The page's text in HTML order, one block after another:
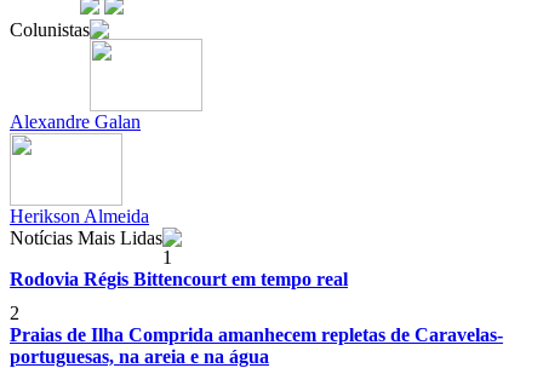
Colunistas
Alexandre Galan
Herikson Almeida
Notícias Mais Lidas
1
Rodovia Régis Bittencourt em tempo real
2
Praias de Ilha Comprida amanhecem repletas de Caravelas-
portuguesas, na areia e na água